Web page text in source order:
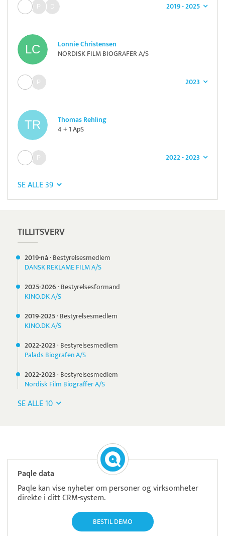
2019 - 2025
Lonnie Christensen
NORDISK FILM BIOGRAFER A/S
2023
Thomas Rehling
4 + 1 ApS
2022 - 2023
SE ALLE 39
TILLITSVERV
2019-nå· Bestyrelsesmedlem
DANSK REKLAME FILM A/S
2025-2026· Bestyrelsesformand
KINO.DK A/S
2019-2025· Bestyrelsesmedlem
KINO.DK A/S
2022-2023· Bestyrelsesmedlem
Palads Biografen A/S
2022-2023· Bestyrelsesmedlem
Nordisk Film Biograffer A/S
SE ALLE 10
Paqle data
Paqle kan vise nyheter om personer og virksomheter
direkte i ditt CRM-system.
BESTIL DEMO